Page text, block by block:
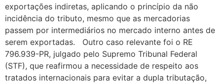
exportações indiretas, aplicando o princípio da não
incidência do tributo, mesmo que as mercadorias
passem por intermediários no mercado interno antes de
serem exportadas. Outro caso relevante foi o RE
796.939-PR, julgado pelo Supremo Tribunal Federal
(STF), que reafirmou a necessidade de respeito aos
tratados internacionais para evitar a dupla tributação,